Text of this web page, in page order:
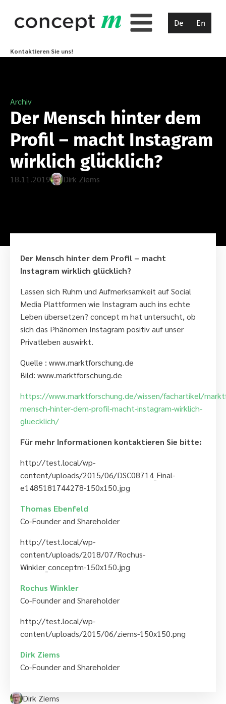
De En
Kontaktieren Sie uns!
Archiv
Der Mensch hinter dem
Profil – macht Instagram
wirklich glücklich?
18.11.2019 Dirk Ziems
Der Mensch hinter dem Profil – macht
Instagram wirklich glücklich?
Lassen sich Ruhm und Aufmerksamkeit auf Social
Media Plattformen wie Instagram auch ins echte
Leben übersetzen? concept m hat untersucht, ob
sich das Phänomen Instagram positiv auf unser
Privatleben auswirkt.
Quelle : www.marktforschung.de
Bild: www.marktforschung.de
https://www.marktforschung.de/wissen/fachartikel/
mensch-hinter-dem-profil-macht-instagram-wirklich-
gluecklich/
Für mehr Informationen kontaktieren Sie bitte:
http://test.local/wp-
content/uploads/2015/06/DSC08714_Final-
e1485181744278-150x150.jpg
Thomas Ebenfeld
Co-Founder and Shareholder
http://test.local/wp-
content/uploads/2018/07/Rochus-
Winkler_conceptm-150x150.jpg
Rochus Winkler
Co-Founder and Shareholder
http://test.local/wp-
content/uploads/2015/06/ziems-150x150.png
Dirk Ziems
Co-Founder and Shareholder
Dirk Ziems